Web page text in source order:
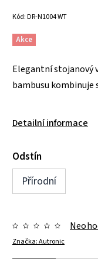
Kód:DR-N1004 WT
Akce
Elegantní stojanový
bambusu
Detailní informace
Odstín
Přírodní
Značka:Autronic